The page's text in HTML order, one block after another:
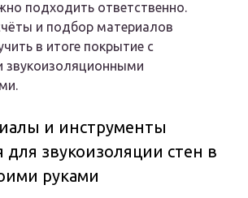
подходить ответственно.
и подбор материалов
в итоге покрытие с
и инструменты
для звукоизоляции стен в
руками